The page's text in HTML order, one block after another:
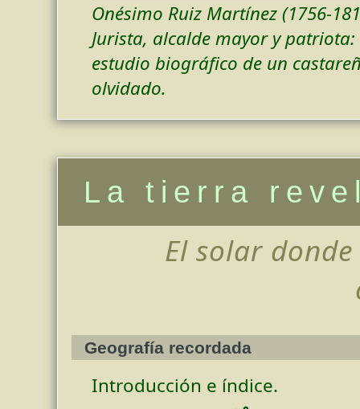
Onésimo Ruiz Martínez (1756-
Jurista, alcalde mayor y patriota:
estudio biográfico de un
olvidado.
La tierra
El solar
Geografía recordada
Introducción e índice.